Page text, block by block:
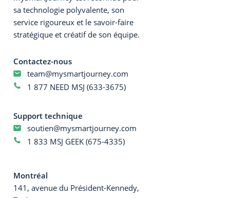
sa technologie polyvalente, son
service rigoureux et le savoir-faire
stratégique et créatif de son équipe.
Contactez-nous
team@mysmartjourney.com
1 877 NEED MSJ (633-3675)
Support technique
soutien@mysmartjourney.com
1 833 MSJ GEEK (675-4335)
Montréal
141, avenue du Président-Kennedy,